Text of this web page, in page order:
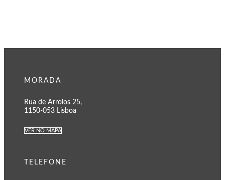
MORADA
Rua de Arroios 25,
1150-053 Lisboa
VER NO MAPA
TELEFONE